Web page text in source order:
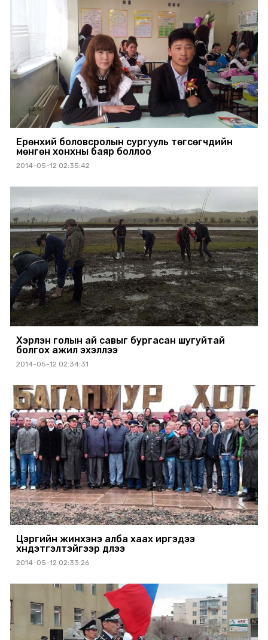
Ерөнхий боловсролын сургууль төгсөгчдийн
мөнгөн хонхны баяр боллоо
2014-05-12 02:35:42
Хэрлэн голын ай савыг бургасан шугуйтай
болгох ажил эхэллээ
2014-05-12 02:34:31
Цэргийн жинхэнэ алба хаах иргэдээ
хүндэтгэлтэйгээр үдлээ
2014-05-12 02:33:26